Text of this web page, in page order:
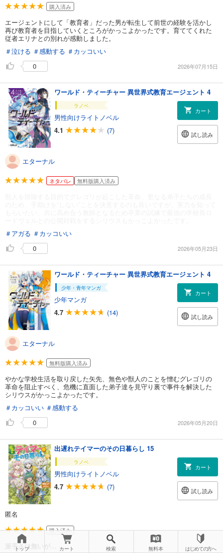
購入済み
エージェントにして「教育者」だった男が転生して前世の経験を活かし
再び教育者を目指していくところがかっこよかったです。育ててくれた
従者エリナとの別れが感動しました。
＃泣ける ＃感動する ＃カッコいい
0
2026年07月15日
ワールド・ティーチャー 異世界式教育エージェント 4
ラノベ
男性向けライトノベル
4.1
(7)
カート
試し読み
エターナル
ネタバレ 無料版購入済み
＃アガる ＃カッコいい
0
2026年05月23日
ワールド・ティーチャー 異世界式教育エージェント 4
少年・青年マンガ
少年マンガ
4.7
(14)
カート
試し読み
エターナル
無料版購入済み
やかな学校生活を取り戻した矢先、無色や獣人のことを憎むグレゴリの
革命を阻止すべく、危機に直面した弟子達を見守り裏で事件を解決した
シリウスがかっこよかったです。
＃カッコいい ＃感動する
0
2026年05月20日
出遅れテイマーのその日暮らし 15
ラノベ
男性向けライトノベル
4.7
(7)
カート
試し読み
匿名
購入済み
派手さは無いが…
トップ カート 検索 無料本 はじめての方へ